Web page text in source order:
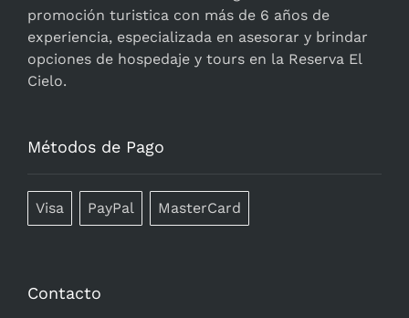
promoción turistica con más de 6 años de
experiencia, especializada en asesorar y brindar
opciones de hospedaje y tours en la Reserva El
Cielo.
Métodos de Pago
Visa PayPal MasterCard
Contacto